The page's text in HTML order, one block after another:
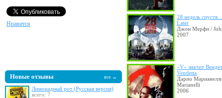
Нравится
Новые отзывы все →
Лимонадный рот (Русская версия)
всего: 7
28 недель спустя...
Later
Джон Мерфи /
2007
«V» значит
Vendetta
Дарио
Marianelli
2006